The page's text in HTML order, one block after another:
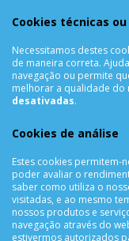
4450-042 Matosinhos
comercial@cellrepair.pt
vendas@cellrepair.pt
229 380 496 Chamada
910991733
Segunda a Sexta das
Sábado das 9h00 às
Cookies técnicas
Necessitamos destes
de maneira correta.
navegação ou permite
melhorar a qualidade do
desativadas.
Cookies de análise
Estes cookies permitem-
poder avaliar o
saber como utiliza o
visitadas, e ao mesmo
nossos produtos e
navegação através do
estivermos autorizados